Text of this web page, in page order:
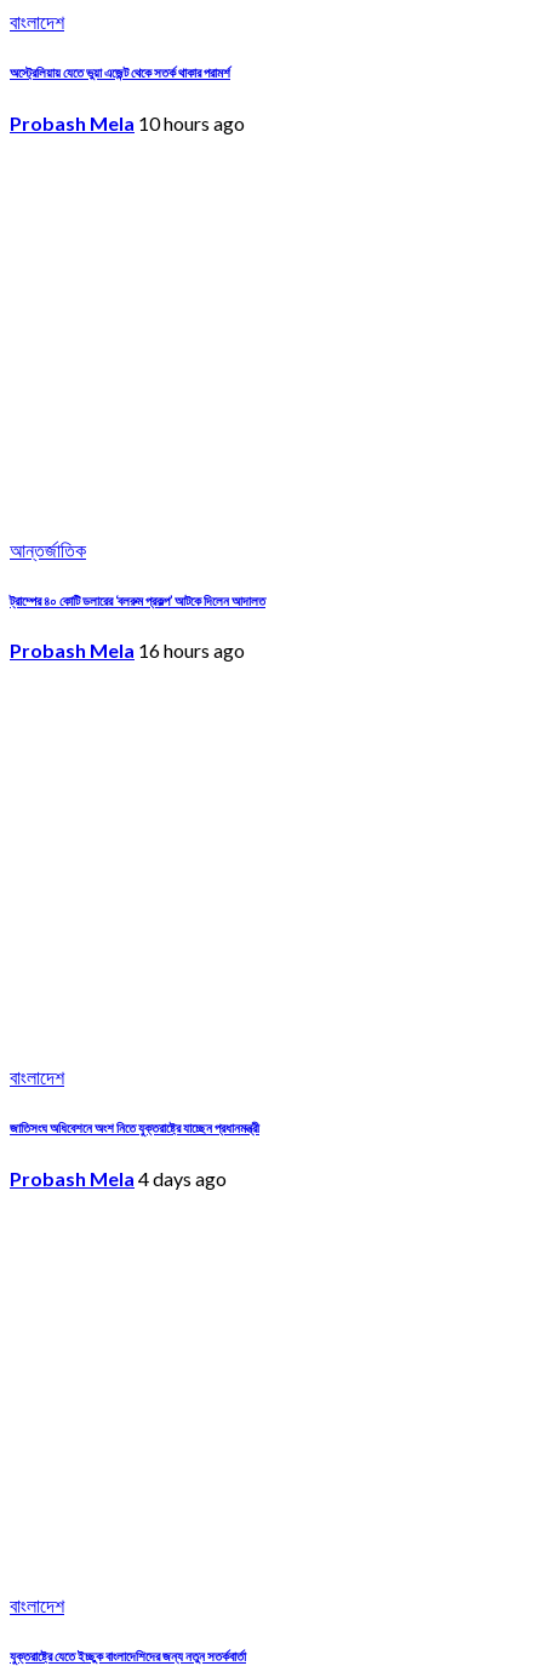
বাংলাদেশ
অস্ট্রেলিয়ায় যেতে ভুয়া এজেন্ট থেকে সতর্ক থাকার পরামর্শ
Probash Mela 10 hours ago
আন্তর্জাতিক
ট্রাম্পের ৪০ কোটি ডলারের ‘বলরুম প্রকল্প’ আটকে দিলেন আদালত
Probash Mela 16 hours ago
বাংলাদেশ
জাতিসংঘ অধিবেশনে অংশ নিতে যুক্তরাষ্ট্রে যাচ্ছেন প্রধানমন্ত্রী
Probash Mela 4 days ago
বাংলাদেশ
যুক্তরাষ্ট্রে যেতে ইচ্ছুক বাংলাদেশিদের জন্য নতুন সতর্কবার্তা